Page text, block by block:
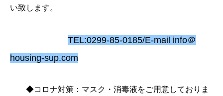
い致します。
TEL:0299-85-0185/E-mail info＠
housing-sup.com
◆コロナ対策：マスク・消毒液をご用意しておりま